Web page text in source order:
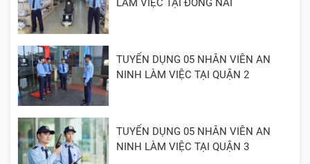
LÀM VIỆC TẠI ĐỒNG NAI
TUYỂN DỤNG 05 NHÂN VIÊN AN
NINH LÀM VIỆC TẠI QUẬN 2
TUYỂN DỤNG 05 NHÂN VIÊN AN
NINH LÀM VIỆC TẠI QUẬN 3